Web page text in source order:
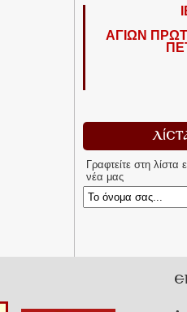
ΑΓΙΩΝ
Γραφτείτε στη
νέα μας